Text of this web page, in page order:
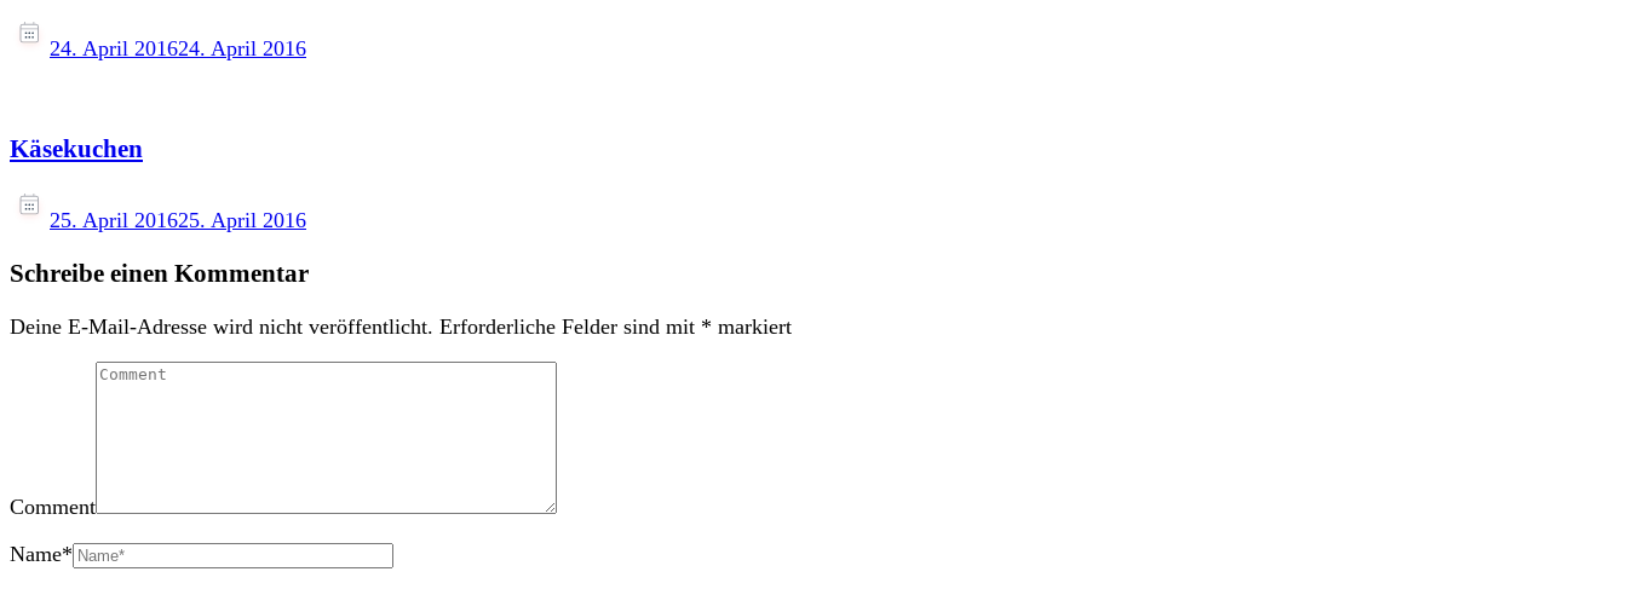
24. April 201624. April 2016
Käsekuchen
25. April 201625. April 2016
Schreibe einen Kommentar
Deine E-Mail-Adresse wird nicht veröffentlicht. Erforderliche Felder sind mit * markiert
Comment
Name*